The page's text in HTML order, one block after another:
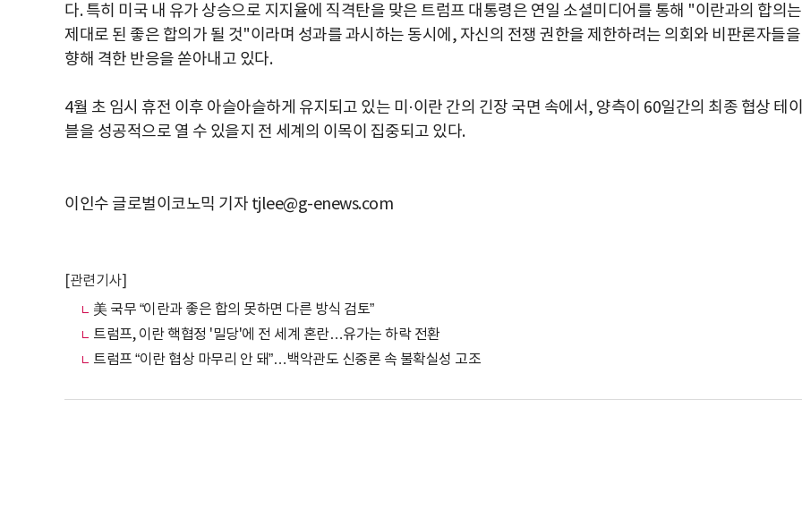
다. 특히 미국 내 유가 상승으로 지지율에 직격탄을 맞은 트럼프 대통령은 연일 소셜미디어를 통해 "이란과의 합의는
제대로 된 좋은 합의가 될 것"이라며 성과를 과시하는 동시에, 자신의 전쟁 권한을 제한하려는 의회와 비판론자들을
향해 격한 반응을 쏟아내고 있다.
4월 초 임시 휴전 이후 아슬아슬하게 유지되고 있는 미·이란 간의 긴장 국면 속에서, 양측이 60일간의 최종 협상 테이
블을 성공적으로 열 수 있을지 전 세계의 이목이 집중되고 있다.
이인수 글로벌이코노믹 기자 tjlee@g-enews.com
[관련기사]
美 국무 “이란과 좋은 합의 못하면 다른 방식 검토”
트럼프, 이란 핵협정 '밀당'에 전 세계 혼란…유가는 하락 전환
트럼프 “이란 협상 마무리 안 돼”…백악관도 신중론 속 불확실성 고조